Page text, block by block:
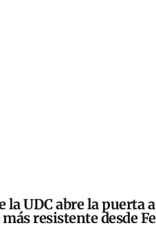
la UDC abre la puerta
resistente desde